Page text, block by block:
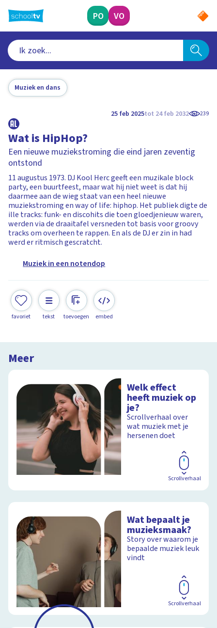
naar
hoofdinhoud
PO VO
Muziek en dans
25 feb 2025tot 24 feb 2032 239
Wat is HipHop?
Een nieuwe muziekstroming die eind jaren zeventig
ontstond
11 augustus 1973. DJ Kool Herc geeft een muzikale block
party, een buurtfeest, maar wat hij niet weet is dat hij
daarmee aan de wieg staat van een heel nieuwe
muziekstroming en way of life: hiphop. Het publiek digte de
ille tracks: funk- en discohits die toen gloedjenieuw waren,
werden via de draaitafel versneden tot basis voor groovy
tracks om overheen te rappen. En als de DJ er zin in had
werd er ritmisch gescratcht.
Muziek in een notendop
favoriet tekst toevoegen embed
Meer
Welk effect
heeft muziek op
je?
Scrollverhaal over
wat muziek met je
hersenen doet
Scrollverhaal
Wat bepaalt je
muzieksmaak?
Story over waarom je
bepaalde muziek leuk
vindt
Scrollverhaal